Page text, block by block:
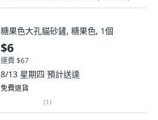
糖果色大孔貓砂鏟, 糖果色, 1個
$6
運費 $67
8/13 星期四 預計送達
免費退貨
(1)